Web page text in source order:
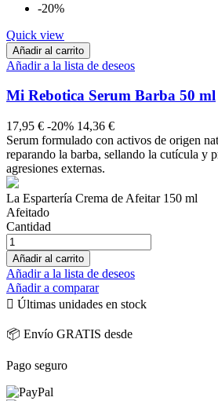
-20%
Quick view
Añadir al carrito
Añadir a la lista de deseos
Mi Rebotica Serum Barba 50 ml
17,95 € -20% 14,36 €
Serum formulado con activos de origen
reparando la barba, sellando la cutícula y
agresiones externas.
La Espartería Crema de Afeitar 150 ml
Afeitado
Cantidad
Añadir al carrito
Añadir a la lista de deseos
Añadir a comparar
 Últimas unidades en stock
📦 Envío GRATIS desde
Pago seguro